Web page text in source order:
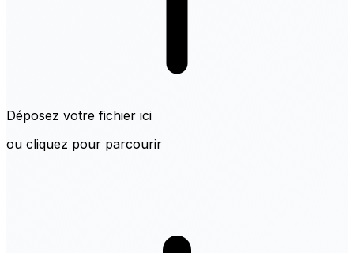
Déposez votre fichier ici
ou cliquez pour parcourir